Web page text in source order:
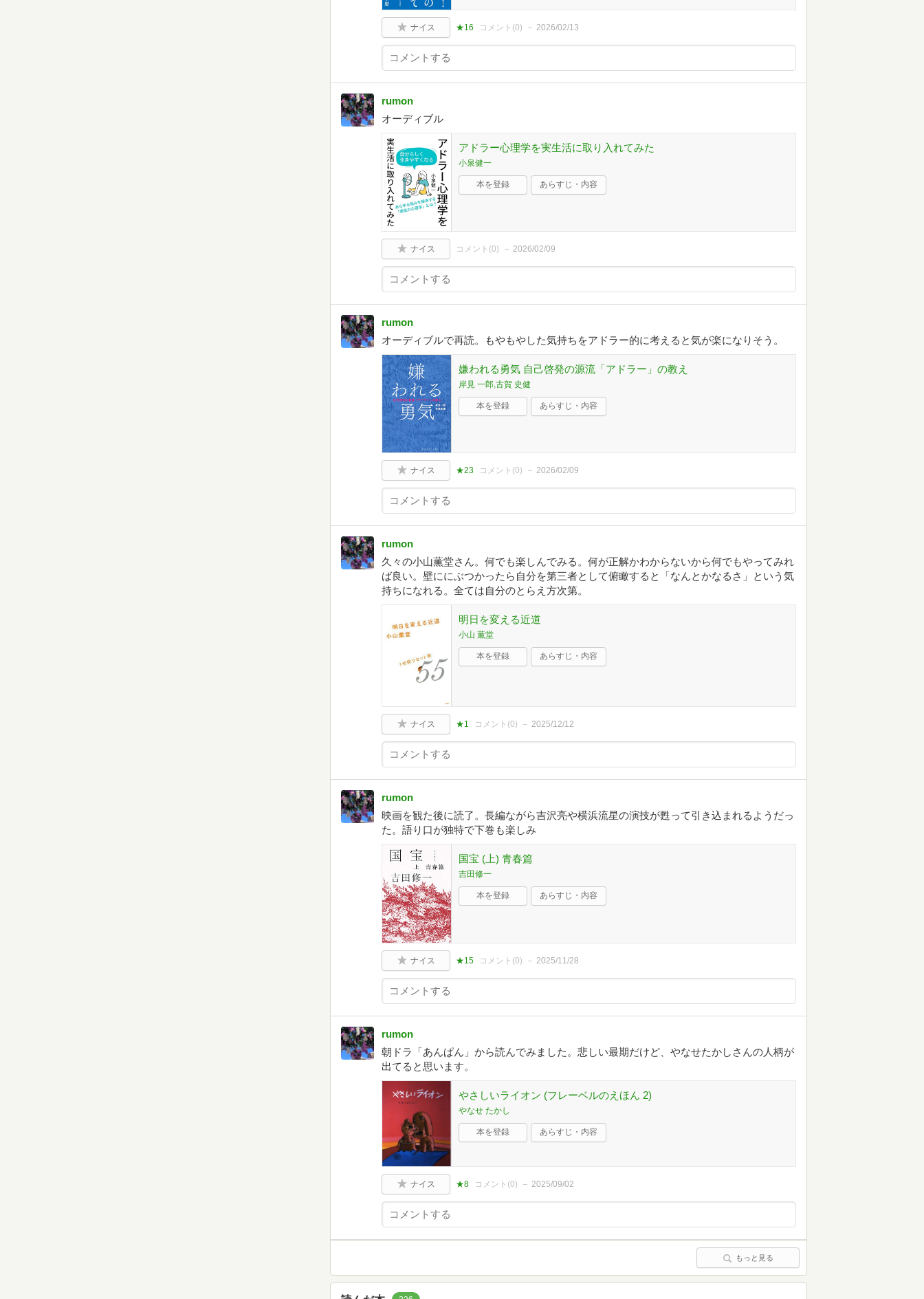
ナイス ★16 コメント(0) 2026/02/13
rumon
オーディブル
アドラー心理学を実生活に取り入れてみた
小泉健一
本を登録 あらすじ・内容
ナイス コメント(0) 2026/02/09
rumon
オーディブルで再読。もやもやした気持ちをアドラー的に考えると気が楽になりそう。
嫌われる勇気 自己啓発の源流「アドラー」の教え
岸見 一郎,古賀 史健
本を登録 あらすじ・内容
ナイス ★23 コメント(0) 2026/02/09
rumon
久々の小山薫堂さん。何でも楽しんでみる。何が正解かわからないから何でもやってみれ
ば良い。壁ににぶつかったら自分を第三者として俯瞰すると「なんとかなるさ」という気
持ちになれる。全ては自分のとらえ方次第。
明日を変える近道
小山 薫堂
本を登録 あらすじ・内容
ナイス ★1 コメント(0) 2025/12/12
rumon
映画を観た後に読了。長編ながら吉沢亮や横浜流星の演技が甦って引き込まれるようだっ
た。語り口が独特で下巻も楽しみ
国宝 (上) 青春篇
吉田修一
本を登録 あらすじ・内容
ナイス ★15 コメント(0) 2025/11/28
rumon
朝ドラ「あんぱん」から読んでみました。悲しい最期だけど、やなせたかしさんの人柄が
出てると思います。
やさしいライオン (フレーベルのえほん 2)
やなせ たかし
本を登録 あらすじ・内容
ナイス ★8 コメント(0) 2025/09/02
もっと見る